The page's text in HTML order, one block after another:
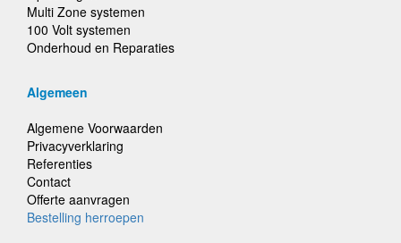
Multi Zone systemen
100 Volt systemen
Onderhoud en Reparaties
Algemeen
Algemene Voorwaarden
Privacyverklaring
Referenties
Contact
Offerte aanvragen
Bestelling herroepen